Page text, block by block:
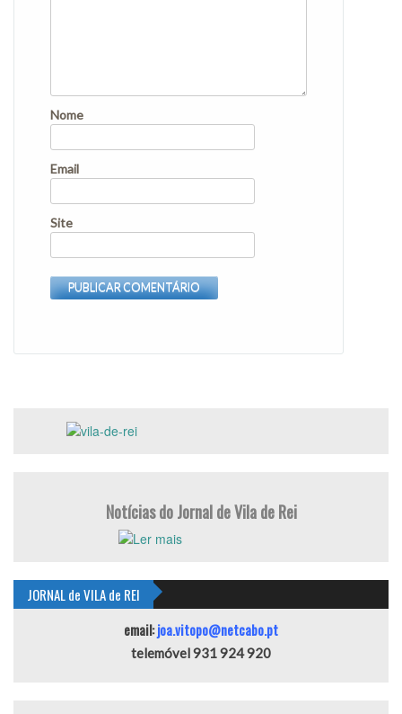
Nome
Email
Site
Notícias do Jornal de Vila de Rei
JORNAL de VILA de REI
email:joa.vitopo@netcabo.pt
telemóvel 931 924 920